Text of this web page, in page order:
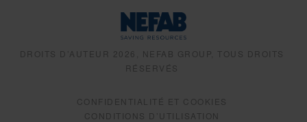
DROITS D’AUTEUR 2026, NEFAB GROUP, TOUS DROITS
RÉSERVÉS
CONFIDENTIALITÉ ET COOKIES
CONDITIONS D’UTILISATION